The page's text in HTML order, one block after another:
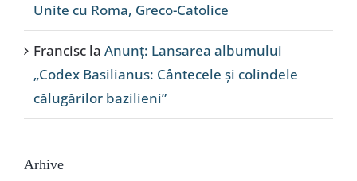
Unite cu Roma, Greco-Catolice
Francisc la Anunț: Lansarea albumului
„Codex Basilianus: Cântecele și colindele
călugărilor bazilieni”
Arhive